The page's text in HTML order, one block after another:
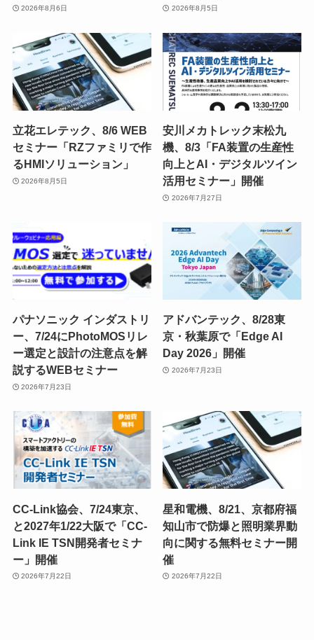
2026年8月6日 2026年8月5日
立花エレテック、8/6 WEB
セミナー「RZファミリで作
るHMIソリューション」
2026年8月5日
安川メカトレック末松九
機、8/3「FA装置の生産性
向上とAI・デジタルツイン
活用セミナー」開催
2026年7月27日
パナソニック インダストリ
ー、7/24にPhotoMOSリレ
ー選定と設計の注意点を解
説するWEBセミナー
2026年7月23日
アドバンテック、8/28東
京・秋葉原で「Edge AI
Day 2026」開催
2026年7月23日
CC-Link協会、7/24東京、
と2027年1/22大阪で「CC-
Link IE TSN開発者セミナ
ー」開催
2026年7月22日
星和電機、8/21、京都府福
知山市で防爆と照明業界動
向に関する無料セミナー開
催
2026年7月22日